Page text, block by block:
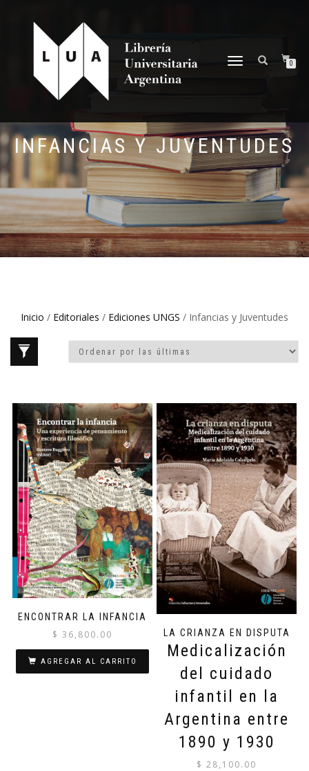
NAVEGACIÓN
0
INFANCIAS Y JUVENTUDES
Inicio / Editoriales / Ediciones UNGS / Infancias y Juventudes
ENCONTRAR LA INFANCIA
$ 36,800.00
AGREGAR AL CARRITO
LA CRIANZA EN DISPUTA
Medicalización
del cuidado
infantil en la
Argentina entre
1890 y 1930
$ 28,100.00